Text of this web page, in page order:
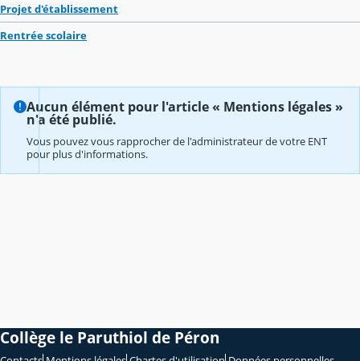
Projet d'établissement
Rentrée scolaire
Aucun élément pour l'article « Mentions légales »
n'a été publié.
Vous pouvez vous rapprocher de l'administrateur de votre ENT
pour plus d'informations.
Collège le Paruthiol de Péron